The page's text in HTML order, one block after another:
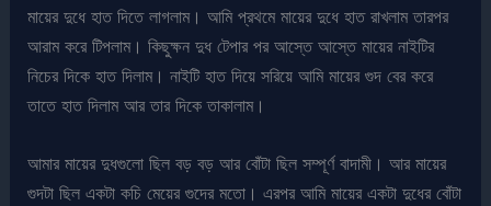
মায়ের দুধে হাত দিতে লাগলাম। আমি প্রথমে মায়ের দুধে হাত রাখলাম তারপর
আরাম করে টিপলাম। কিছুক্ষন দুধ টেপার পর আস্তে আস্তে মায়ের নাইটির
নিচের দিকে হাত দিলাম। নাইটি হাত দিয়ে সরিয়ে আমি মায়ের গুদ বের করে
তাতে হাত দিলাম আর তার দিকে তাকালাম।
আমার মায়ের দুধগুলো ছিল বড় বড় আর বোঁটা ছিল সম্পূর্ণ বাদামী। আর মায়ের
গুদটা ছিল একটা কচি মেয়ের গুদের মতো। এরপর আমি মায়ের একটা দুধের বোঁটা